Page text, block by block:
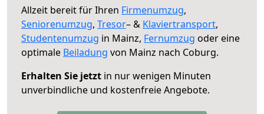
Allzeit bereit für Ihren Firmenumzug,
Seniorenumzug, Tresor– & Klaviertransport,
Studentenumzug in Mainz, Fernumzug oder eine
optimale Beiladung von Mainz nach Coburg.
Erhalten Sie jetzt in nur wenigen Minuten
unverbindliche und kostenfreie Angebote.